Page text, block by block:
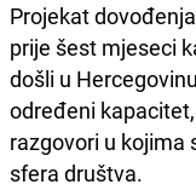
Projekat
prije šest mjeseci
došli u
određeni
razgovori u kojima
sfera društva.